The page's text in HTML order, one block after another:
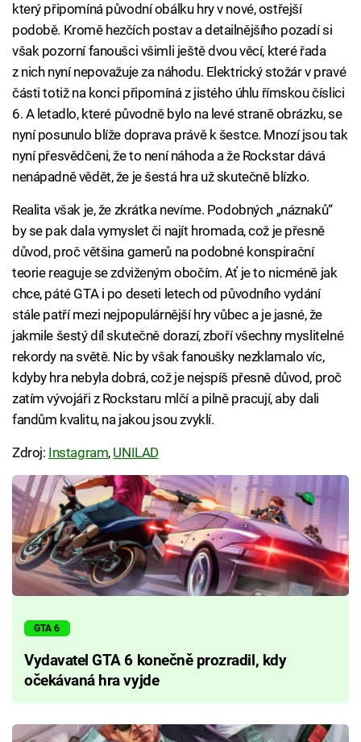
který připomíná původní obálku hry v nové, ostřejší
podobě. Kromě hezčích postav a detailnějšího pozadí si
však pozorní fanoušci všimli ještě dvou věcí, které řada
z nich nyní nepovažuje za náhodu. Elektrický stožár v pravé
části totiž na konci připomíná z jistého úhlu římskou číslici
6. A letadlo, které původně bylo na levé straně obrázku, se
nyní posunulo blíže doprava právě k šestce. Mnozí jsou tak
nyní přesvědčeni, že to není náhoda a že Rockstar dává
nenápadně vědět, že je šestá hra už skutečně blízko.
Realita však je, že zkrátka nevíme. Podobných „náznaků“
by se pak dala vymyslet či najít hromada, což je přesně
důvod, proč většina gamerů na podobné konspirační
teorie reaguje se zdviženým obočím. Ať je to nicméně jak
chce, páté GTA i po deseti letech od původního vydání
stále patří mezi nejpopulárnější hry vůbec a je jasné, že
jakmile šestý díl skutečně dorazí, zboří všechny myslitelné
rekordy na světě. Nic by však fanoušky nezklamalo víc,
kdyby hra nebyla dobrá, což je nejspíš přesně důvod, proč
zatím vývojáři z Rockstaru mlčí a pilně pracují, aby dali
fandům kvalitu, na jakou jsou zvyklí.
Zdroj: Instagram, UNILAD
GTA 6
Vydavatel GTA 6 konečně prozradil, kdy
očekávaná hra vyjde